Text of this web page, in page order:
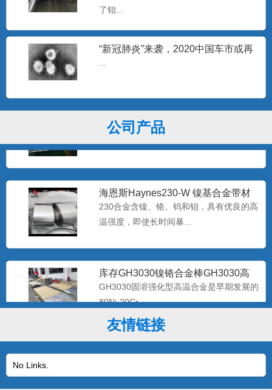
了钼...
“新冠肺炎”来袭，2020中国车市或再
公司产品
专业生产耐腐蚀B30白铜管 b30镍白
铜板/棒
白铜是以镍为主要添加元素的铜基合金，
呈银白色，有金属光泽，故...
哈氏N10276镍基合金板 美标
Hastelloy C-2
哈氏C-276合是一种含钨的镍-铬-钼合金，
极低的硅碳含量，...
海恩斯Haynes230-W 镍基合金带材
Haynes2
230合金含镍、铬、钨和钼，具有优良的高
温强度，即使长时间暴...
库存GH3030镍铬合金棒GH3030高
温合金带材GH30
GH3030固溶强化型高温合金是早期发展的
80Ni-20Cr...
金，在900℃以下具有高的...
友情链接
No Links.